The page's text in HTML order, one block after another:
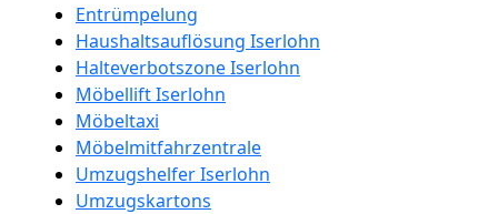
Entrümpelung
Haushaltsauflösung Iserlohn
Halteverbotszone Iserlohn
Möbellift Iserlohn
Möbeltaxi
Möbelmitfahrzentrale
Umzugshelfer Iserlohn
Umzugskartons